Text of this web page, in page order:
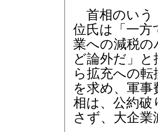
首相のいう
位氏は「一方
業への減税
ど論外だ」
ら拡充への
を求め、軍
相は、公約破
さず、大企